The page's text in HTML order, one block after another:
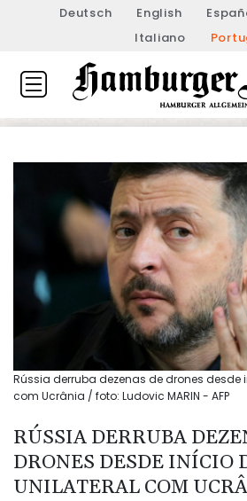
Deutsch English
Italiano
Rússia derruba dezenas de drones
com Ucrânia / foto: Ludovic MARIN - AFP
RÚSSIA DERRUBA
DRONES DESDE INÍCIO
UNILATERAL COM